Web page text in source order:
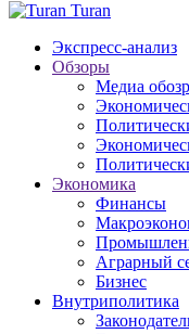
Turan
Экспресс-анализ
Обзоры
Медиа
Экономика
Финансы
Аграрный
Бизнес
Внутриполитика